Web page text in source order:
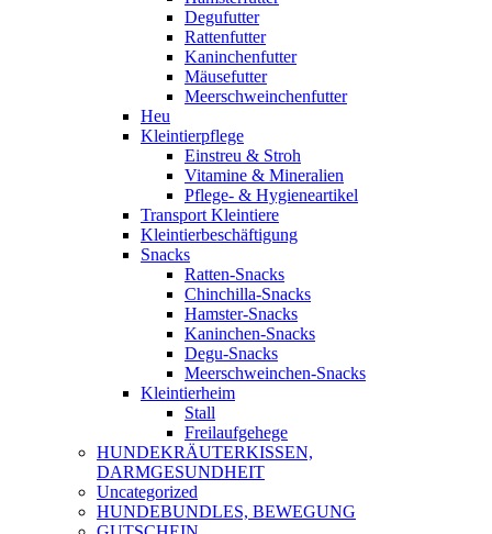
Degufutter
Rattenfutter
Kaninchenfutter
Mäusefutter
Meerschweinchenfutter
Heu
Kleintierpflege
Einstreu & Stroh
Vitamine & Mineralien
Pflege- & Hygieneartikel
Transport Kleintiere
Kleintierbeschäftigung
Snacks
Ratten-Snacks
Chinchilla-Snacks
Hamster-Snacks
Kaninchen-Snacks
Degu-Snacks
Meerschweinchen-Snacks
Kleintierheim
Stall
Freilaufgehege
HUNDEKRÄUTERKISSEN,
DARMGESUNDHEIT
Uncategorized
HUNDEBUNDLES, BEWEGUNG